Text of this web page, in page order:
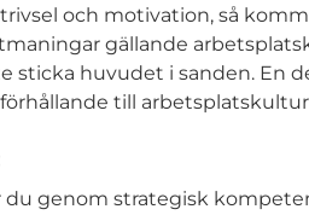
och motivation, så
gällande
sticka huvudet i sanden. En
till
du genom strategisk